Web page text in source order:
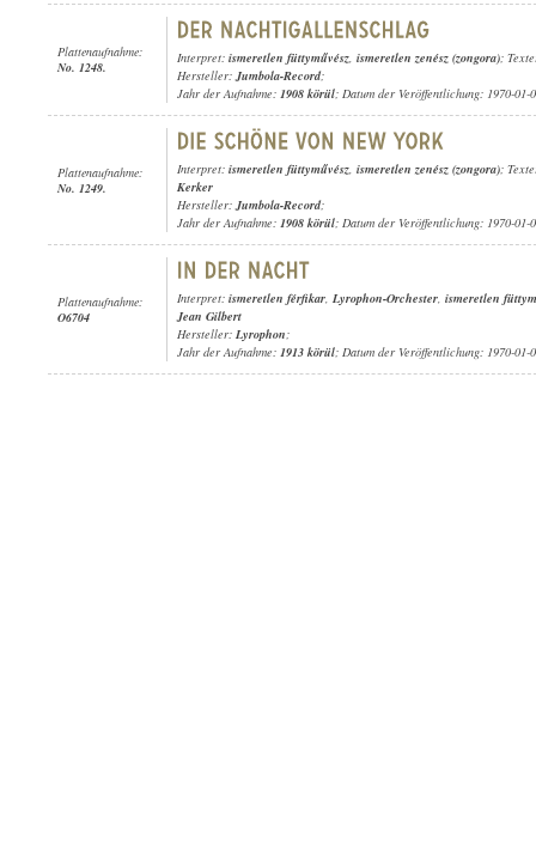
Plattenaufnahme:
No. 1248.
Interpret: ismeretlen füttyművész, ismeretlen zenész (zongora);
Hersteller:Jumbola-Record;
Jahr der Aufnahme: 1908 körül; Datum der Veröffentlichung: 1970-01-
Plattenaufnahme:
No. 1249.
Interpret: ismeretlen füttyművész, ismeretlen zenész (zongora);
Kerker
Hersteller:Jumbola-Record;
Jahr der Aufnahme: 1908 körül; Datum der Veröffentlichung: 1970-01-
Plattenaufnahme:
O6704
Interpret: ismeretlen férfikar, Lyrophon-Orchester, ismeretlen
Jean Gilbert
Hersteller: Lyrophon;
Jahr der Aufnahme: 1913 körül; Datum der Veröffentlichung: 1970-01-